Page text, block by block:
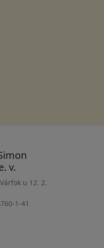
v.
u 12. 2.
1-41